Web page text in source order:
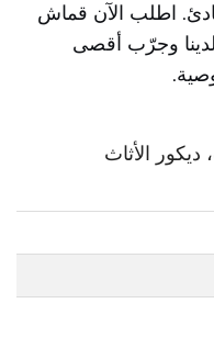
اطلب الآن قماش
وجرّب أقصى
الأثاث